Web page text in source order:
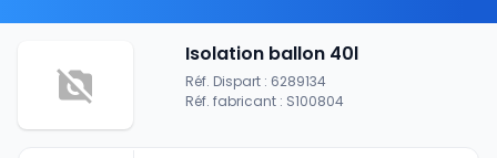
Isolation ballon 40l
Réf. Dispart : 6289134
Réf. fabricant : S100804